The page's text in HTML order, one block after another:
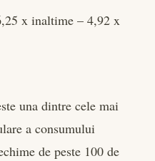
x inaltime – 4,92 x
una dintre cele mai
a consumului
de peste 100 de